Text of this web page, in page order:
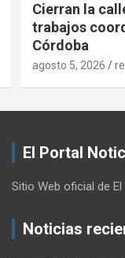
Cierran la
trabajos
Córdoba
agosto 5, 2026
El Portal
Sitio Web oficial de
Noticias